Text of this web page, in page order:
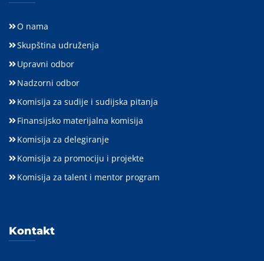
O nama
Skupština udruženja
Upravni odbor
Nadzorni odbor
Komisija za sudije i sudijska pitanja
Finansijsko materijalna komisija
Komisija za delegiranje
Komisija za promociju i projekte
Komisija za talent i mentor program
Kontakt